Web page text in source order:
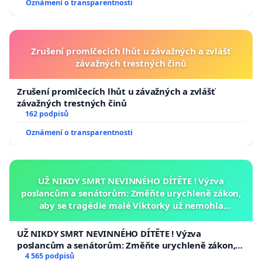
Děkujeme za pochopení a věříme, že zvítězí zdravý rozum, ohled
ke krajině a tedy i úcta vůči práci a dědictví našich předků
---------------------------------------------------------------------------------------
* Pozn. (vysvětlení:6.11.2020 Zde je třeba v rámci objektivnosti
doplnit, že tento odstavec nám pan místostarosta Vlastimil Těhan
důrazně vytkl (v pondělí 2.11.2020, kdy jsem se byl ptát na OÚ na
podrobnosti) že to přece není pravda, dle jeho vyjádření se má
Oznámení o transparentnosti
Zrušení promlčecích lhůt u závažných a zvlášť
závažných trestných činů
Zrušení promlčecích lhůt u závažných a zvlášť
závažných trestných činů
162 podpisů
Oznámení o transparentnosti
UŽ NIKDY SMRT NEVINNÉHO DÍTĚTE ! Výzva
poslancům a senátorům: Změňte urychleně zákon,
aby se tragédie malé Viktorky už nemohla
UŽ NIKDY SMRT NEVINNÉHO DÍTĚTE ! Výzva
poslancům a senátorům: Změňte urychleně zákon,
aby se tragédie malé Viktorky už nemohla opakovat!
4 565 podpisů